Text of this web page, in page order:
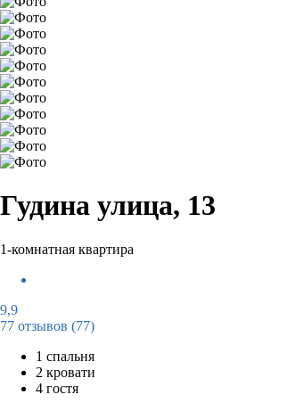
Гудина улица, 13
1-комнатная квартира
9,9
77 отзывов (77)
1 спальня
2 кровати
4 гостя